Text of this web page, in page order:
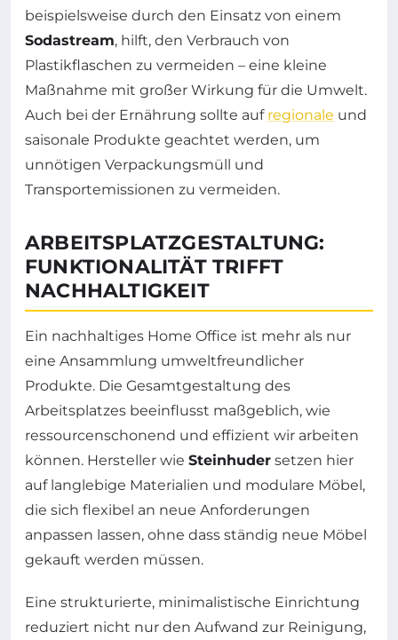
beispielsweise durch den Einsatz von einem
Sodastream, hilft, den Verbrauch von
Plastikflaschen zu vermeiden – eine kleine
Maßnahme mit großer Wirkung für die Umwelt.
Auch bei der Ernährung sollte auf regionale und
saisonale Produkte geachtet werden, um
unnötigen Verpackungsmüll und
Transportemissionen zu vermeiden.
ARBEITSPLATZGESTALTUNG:
FUNKTIONALITÄT TRIFFT
NACHHALTIGKEIT
Ein nachhaltiges Home Office ist mehr als nur
eine Ansammlung umweltfreundlicher
Produkte. Die Gesamtgestaltung des
Arbeitsplatzes beeinflusst maßgeblich, wie
ressourcenschonend und effizient wir arbeiten
können. Hersteller wie Steinhuder setzen hier
auf langlebige Materialien und modulare Möbel,
die sich flexibel an neue Anforderungen
anpassen lassen, ohne dass ständig neue Möbel
gekauft werden müssen.
Eine strukturierte, minimalistische Einrichtung
reduziert nicht nur den Aufwand zur Reinigung,